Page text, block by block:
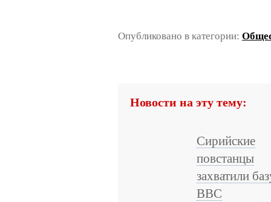
Опубликовано в категории:
Новости на эту тему:
Сирийские
повстанцы
захватили
ВВС